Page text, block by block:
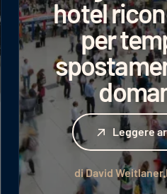
hotel
per tempo
spostamenti
domanda
Leggere articolo
Leggere articolo
di David WeitlanerLuglio